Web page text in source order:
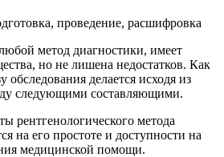
метод диагностики, имеет
но не лишена недостатков. Как
обследования делается исходя из
следующими составляющими.
рентгенологического метода
на его простоте и доступности на
медицинской помощи.